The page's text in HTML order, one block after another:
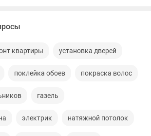
квартиры установка дверей
поклейка обоев покраска волос
газель
электрик натяжной потолок